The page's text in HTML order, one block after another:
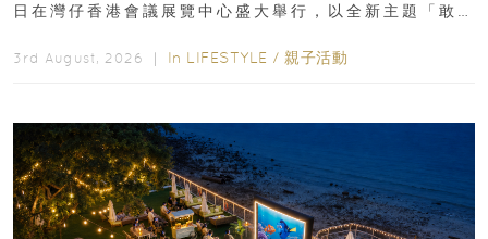
日在灣仔香港會議展覽中心盛大舉行，以全新主題「敢
3rd August, 2026 ｜ In LIFESTYLE / 親子活動